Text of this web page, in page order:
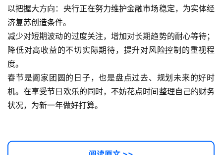
以把握大方向：央行正在努力维护金融市场稳定，为实体经
济复苏创造条件。
减少对短期波动的过度关注，增加对长期趋势的耐心等待；
降低对高收益的不切实际期待，提升对风险控制的重视程
度。
春节是阖家团圆的日子，也是盘点过去、规划未来的好时
机。在享受节日欢乐的同时，不妨花点时间整理自己的财务
状况，为新一年做好打算。